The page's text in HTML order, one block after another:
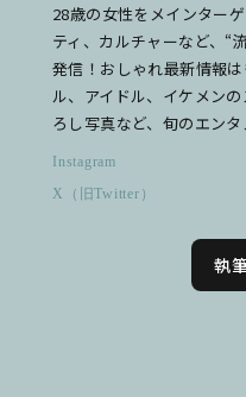
28歳の女性をメインター
ティ、カルチャーなど、“
発信！おしゃれ最新情報
ル、アイドル、イケメン
ろし写真など、旬のエン
Instagram
X（旧Twitter）
執